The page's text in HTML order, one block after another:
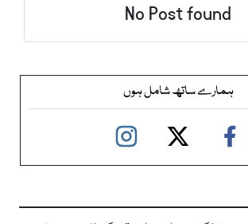
No Post found
ہمارے ساتھ شامل ہوں